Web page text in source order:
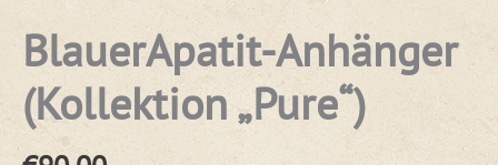
BlauerApatit-Anhänger
(Kollektion „Pure“)